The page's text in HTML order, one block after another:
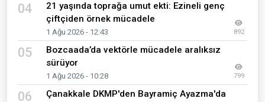
04
21 yaşında toprağa umut ekti: Ezineli genç
çiftçiden örnek mücadele
1 Ağu 2026 - 12:43 892
05
Bozcaada’da vektörle mücadele aralıksız
sürüyor
1 Ağu 2026 - 10:28 799
06
Çanakkale DKMP'den Bayramiç Ayazma'da